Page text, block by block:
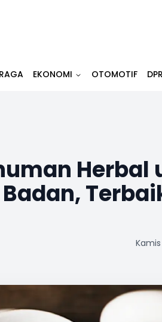
EKONOMI OTOMOTIF
Herbal
Kamis